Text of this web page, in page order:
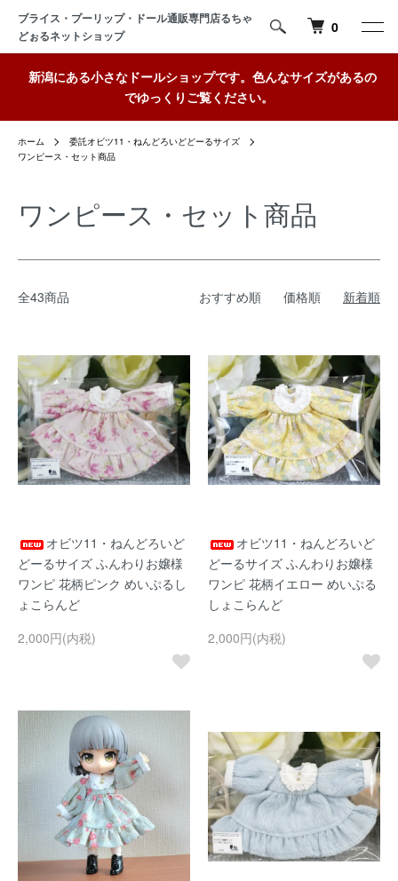
ブライス・プーリップ・ドール通販専門店るちゃ
どぉるネットショップ
0
新潟にある小さなドールショップです。色んなサイズがあるの
でゆっくりご覧ください。
ホーム
委託オビツ11・ねんどろいどどーるサイズ
ワンピース・セット商品
ワンピース・セット商品
全43商品 おすすめ順 価格順 新着順
オビツ11・ねんどろいど
どーるサイズ ふんわりお嬢様
ワンピ 花柄ピンク めいぷるし
ょこらんど
2,000円(内税)
オビツ11・ねんどろいど
どーるサイズ ふんわりお嬢様
ワンピ 花柄イエロー めいぷる
しょこらんど
2,000円(内税)